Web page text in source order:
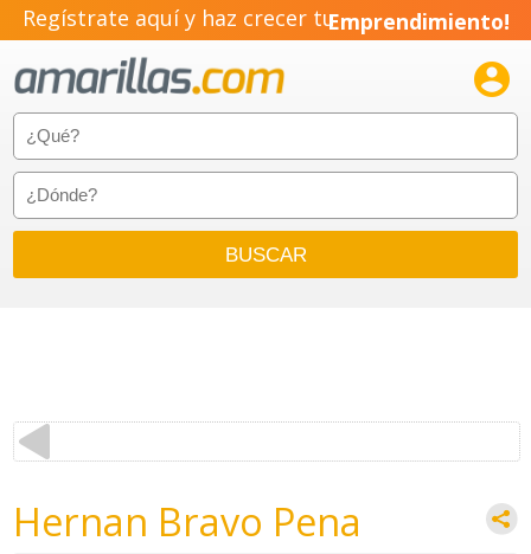
Regístrate aquí y haz crecer tuEmprendimiento!

Hernan Bravo Pena